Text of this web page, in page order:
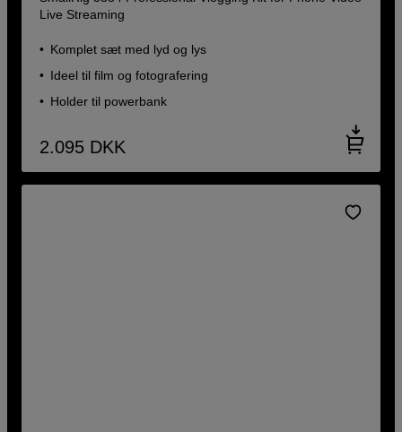
Live Streaming
Komplet sæt med lyd og lys
Ideel til film og fotografering
Holder til powerbank
2.095 DKK